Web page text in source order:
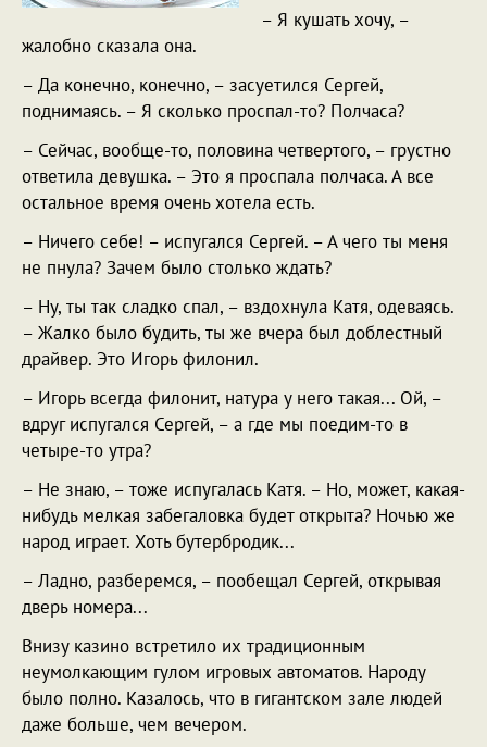
– Я кушать хочу, –
жалобно сказала она.
– Да конечно, конечно, – засуетился Сергей,
поднимаясь. – Я сколько проспал-то? Полчаса?
– Сейчас, вообще-то, половина четвертого, – грустно
ответила девушка. – Это я проспала полчаса. А все
остальное время очень хотела есть.
– Ничего себе! – испугался Сергей. – А чего ты меня
не пнула? Зачем было столько ждать?
– Ну, ты так сладко спал, – вздохнула Катя, одеваясь.
– Жалко было будить, ты же вчера был доблестный
драйвер. Это Игорь филонил.
– Игорь всегда филонит, натура у него такая... Ой, –
вдруг испугался Сергей, – а где мы поедим-то в
четыре-то утра?
– Не знаю, – тоже испугалась Катя. – Но, может, какая-
нибудь мелкая забегаловка будет открыта? Ночью же
народ играет. Хоть бутербродик...
– Ладно, разберемся, – пообещал Сергей, открывая
дверь номера...
Внизу казино встретило их традиционным
неумолкающим гулом игровых автоматов. Народу
было полно. Казалось, что в гигантском зале людей
даже больше, чем вечером.